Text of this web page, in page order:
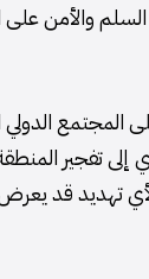
السلم والأمن
المجتمع
تفجير
تهديد قد